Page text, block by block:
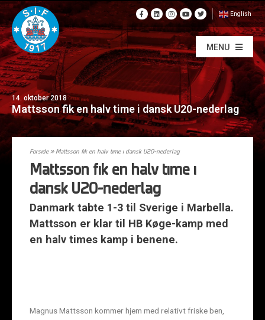
English
MENU
14. oktober 2018
Mattsson fik en halv time i dansk U20-nederlag
Forside»Mattsson fik en halv time i dansk U20-nederlag
Mattsson fik en halv time i
dansk U20-nederlag
Danmark tabte 1-3 til Sverige i Marbella.
Mattsson er klar til HB Køge-kamp med
en halv times kamp i benene.
Magnus Mattsson kommer hjem med relativt friske ben,